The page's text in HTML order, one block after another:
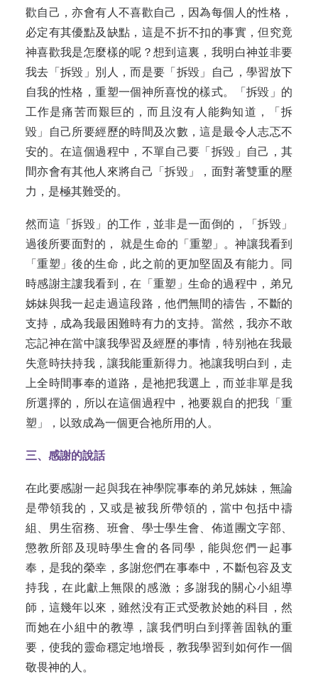
歡自己，亦會有人不喜歡自己，因為每個人的性格，
必定有其優點及缺點，這是不折不扣的事實，但究竟
神喜歡我是怎麼樣的呢？想到這裏，我明白神並非要
我去「拆毀」別人，而是要「拆毀」自己，學習放下
自我的性格，重塑一個神所喜悅的樣式。「拆毀」的
工作是痛苦而艱巨的，而且沒有人能夠知道，「拆
毀」自己所要經歷的時間及次數，這是最令人志忑不
安的。在這個過程中，不單自己要「拆毀」自己，其
間亦會有其他人來將自己「拆毀」，面對著雙重的壓
力，是極其難受的。
然而這「拆毀」的工作，並非是一面倒的，「拆毀」
過後所要面對的， 就是生命的「重塑」。神讓我看到
「重塑」後的生命，此之前的更加堅固及有能力。同
時感謝主謱我看到，在「重塑」生命的過程中，弟兄
姊妹與我一起走過這段路，他們無間的禱告，不斷的
支持，成為我最困難時有力的支持。當然，我亦不敢
忘記神在當中讓我學習及經歷的事情，特别祂在我最
失意時扶持我，讓我能重新得力。祂讓我明白到，走
上全時間事奉的道路，是祂把我選上，而並非單是我
所選擇的，所以在這個過程中，祂要親自的把我「重
塑」，以致成為一個更合祂所用的人。
三、感謝的說話
在此要感謝一起與我在神學院事奉的弟兄姊妹，無論
是帶領我的，又或是被我所帶領的，當中包括中禱
組、男生宿務、班會、學士學生會、佈道團文字部、
懲教所部及現時學生會的各同學，能與您們一起事
奉，是我的榮幸，多謝您們在事奉中，不斷包容及支
持我，在此獻上無限的感激；多謝我的關心小組導
師，這幾年以來，雖然没有正式受教於她的科目，然
而她在小組中的教導，讓我們明白到擇善固執的重
要，使我的靈命穩定地增長，教我學習到如何作一個
敬畏神的人。